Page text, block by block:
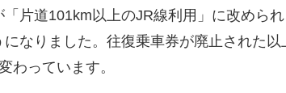
片道101km以上のJR線利用」に改めら
なりました。往復乗車券が廃止された
わっています。